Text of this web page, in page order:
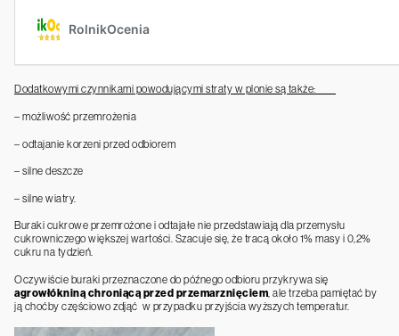
Dodatkowymi czynnikami powodującymi straty w plonie są także:
– możliwość przemrożenia
– odtajanie korzeni przed odbiorem
– silne deszcze
– silne wiatry.
Buraki cukrowe przemrożone i odtajałe nie przedstawiają dla przemysłu
cukrowniczego większej wartości. Szacuje się, że tracą około 1% masy i 0,2%
cukru na tydzień.
Oczywiście buraki przeznaczone do późnego odbioru przykrywa się
agrowłókniną chroniącą przed przemarznięciem, ale trzeba pamiętać by
ją choćby częściowo zdjąć w przypadku przyjścia wyższych temperatur.